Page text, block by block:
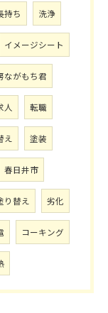
持ち 洗浄
イメージシート
ながもち君
人 転職
え 塗装
春日井市
り替え 劣化
コーキング